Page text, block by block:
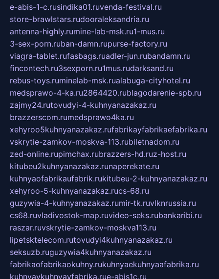
e-abis-1-c.rusindika01.ruvenda-festival.ru
store-brawlstars.rudooraleksandria.ru
antenna-highly.rumine-lab-msk.ru1-mus.ru
3-sex-porn.ruban-damn.rupurse-factory.ru
viagra-tablet.rufasbags.ruadler-jun.rubandamn.ru
fincontech.ru3sexporn.ru1mus.rudarksand.ru
rebus-toys.ruminelab-msk.rualabuga-cityhotel.ru
medsprawo-4-ka.ru2864420.rublagodarenie-spb.ru
zajmy24.rutovudyi-4-kuhnyanazakaz.ru
brazzerscom.rumedsprawo4ka.ru
xehyroo5kuhnyanazakaz.rufabrikayfabrikaefabrika.ru
vskrytie-zamkov-moskva-113.rubiletnadom.ru
zed-online.rupimchax.rubrazzers-hd.ruz-host.ru
kitubeu2kuhnyanazakaz.runaperekate.ru
kuhnyaofabrikaufabrik.rukitubeu-2-kuhnyanazakaz.ru
xehyroo-5-kuhnyanazakaz.rucs-68.ru
guzywia-4-kuhnyanazakaz.rumir-tk.ruvlknrussia.ru
cs68.ruvladivostok-map.ruvideo-seks.rubankaribi.ru
raszar.ruvskrytie-zamkov-moskva113.ru
lipetsktelecom.rutovudyi4kuhnyanazakaz.ru
seksuzb.ruguzywia4kuhnyanazakaz.ru
fabrikaofabrikaokuhny.rukuhnyaekuhnyaafabrika.ru
kuhnyaykuhnyayfabrika.rue-abis1c.ru